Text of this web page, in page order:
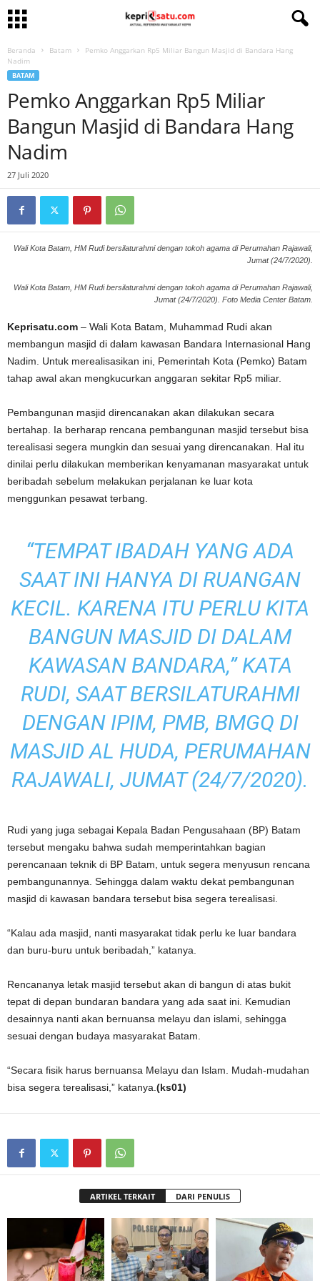
Beranda Batam
Pemko Anggarkan Rp5 Miliar Bangun Masjid di Bandara Hang
Nadim
BATAM
Pemko Anggarkan Rp5 Miliar
Bangun Masjid di Bandara Hang
Nadim
27 Juli 2020
Wali Kota Batam, HM Rudi bersilaturahmi dengan tokoh agama di Perumahan Rajawali,
Jumat (24/7/2020).
Wali Kota Batam, HM Rudi bersilaturahmi dengan tokoh agama di Perumahan Rajawali,
Jumat (24/7/2020). Foto Media Center Batam.
Keprisatu.com – Wali Kota Batam, Muhammad Rudi akan
membangun masjid di dalam kawasan Bandara Internasional Hang
Nadim. Untuk merealisasikan ini, Pemerintah Kota (Pemko) Batam
tahap awal akan mengkucurkan anggaran sekitar Rp5 miliar.
Pembangunan masjid direncanakan akan dilakukan secara
bertahap. Ia berharap rencana pembangunan masjid tersebut bisa
terealisasi segera mungkin dan sesuai yang direncanakan. Hal itu
dinilai perlu dilakukan memberikan kenyamanan masyarakat untuk
beribadah sebelum melakukan perjalanan ke luar kota
menggunkan pesawat terbang.
“TEMPAT IBADAH YANG ADA
SAAT INI HANYA DI RUANGAN
KECIL. KARENA ITU PERLU KITA
BANGUN MASJID DI DALAM
KAWASAN BANDARA,” KATA
RUDI, SAAT BERSILATURAHMI
DENGAN IPIM, PMB, BMGQ DI
MASJID AL HUDA, PERUMAHAN
RAJAWALI, JUMAT (24/7/2020).
Rudi yang juga sebagai Kepala Badan Pengusahaan (BP) Batam
tersebut mengaku bahwa sudah memperintahkan bagian
perencanaan teknik di BP Batam, untuk segera menyusun rencana
pembangunannya. Sehingga dalam waktu dekat pembangunan
masjid di kawasan bandara tersebut bisa segera terealisasi.
“Kalau ada masjid, nanti masyarakat tidak perlu ke luar bandara
dan buru-buru untuk beribadah,” katanya.
Rencananya letak masjid tersebut akan di bangun di atas bukit
tepat di depan bundaran bandara yang ada saat ini. Kemudian
desainnya nanti akan bernuansa melayu dan islami, sehingga
sesuai dengan budaya masyarakat Batam.
“Secara fisik harus bernuansa Melayu dan Islam. Mudah-mudahan
bisa segera terealisasi,” katanya. (ks01)
ARTIKEL TERKAIT DARI PENULIS